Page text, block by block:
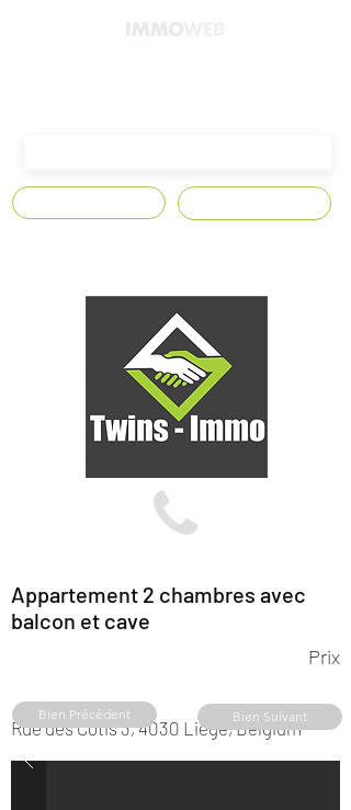
Appartement 2 chambres avec
balcon et cave
Prix
Rue des Cotis 3, 4030 Liège, Belgium
Bien Suivant
Bien Précédent